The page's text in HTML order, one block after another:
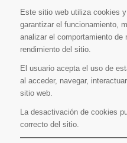
Este sitio web utiliza cookies
garantizar el funcionamiento,
analizar el comportamiento de
rendimiento del sitio.
El usuario acepta el uso de
al acceder, navegar,
sitio web.
La desactivación de cookies
correcto del sitio.